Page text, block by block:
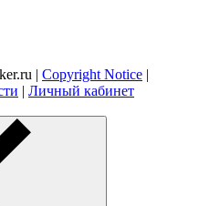
| Copyright Notice |
| Личный кабинет